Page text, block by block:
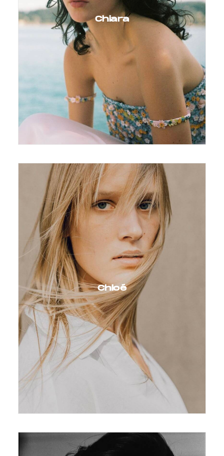
Chiara
Chloé